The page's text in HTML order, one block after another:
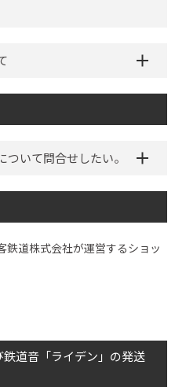
いて問合せしたい。
鉄道株式会社が運営するショッ
道音「ライデン」の発送